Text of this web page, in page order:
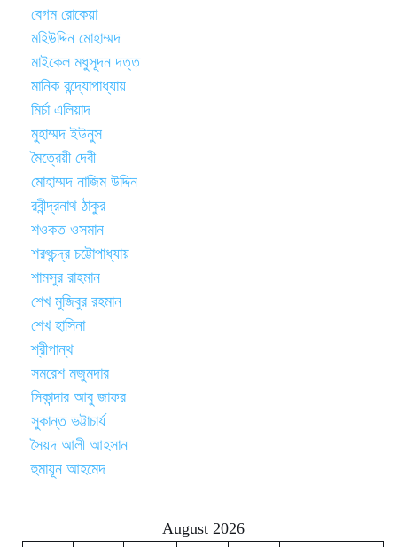
বেগম রোকেয়া
মহিউদ্দিন মোহাম্মদ
মাইকেল মধুসূদন দত্ত
মানিক বন্দ্যোপাধ্যায়
মির্চা এলিয়াদ
মুহাম্মদ ইউনুস
মৈত্রেয়ী দেবী
মোহাম্মদ নাজিম উদ্দিন
রবীন্দ্রনাথ ঠাকুর
শওকত ওসমান
শরৎচন্দ্র চট্টোপাধ্যায়
শামসুর রাহমান
শেখ মুজিবুর রহমান
শেখ হাসিনা
শ্রীপান্থ
সমরেশ মজুমদার
সিকান্দার আবু জাফর
সুকান্ত ভট্টাচার্য
সৈয়দ আলী আহসান
হুমায়ূন আহমেদ
August 2026